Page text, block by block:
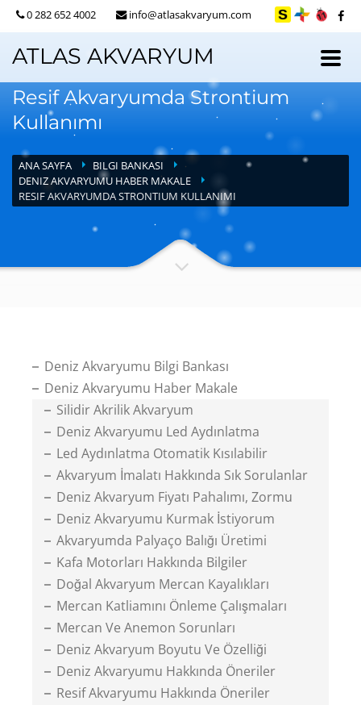
0 282 652 4002 info@atlasakvaryum.com
ATLAS AKVARYUM
Resif Akvaryumda Strontium
Kullanımı
ANA SAYFA
BILGI BANKASI
DENIZ AKVARYUMU HABER MAKALE
RESIF AKVARYUMDA STRONTIUM KULLANIMI
Deniz Akvaryumu Bilgi Bankası
Deniz Akvaryumu Haber Makale
Silidir Akrilik Akvaryum
Deniz Akvaryumu Led Aydınlatma
Led Aydınlatma Otomatik Kısılabilir
Akvaryum İmalatı Hakkında Sık Sorulanlar
Deniz Akvaryum Fiyatı Pahalımı, Zormu
Deniz Akvaryumu Kurmak İstiyorum
Akvaryumda Palyaço Balığı Üretimi
Kafa Motorları Hakkında Bilgiler
Doğal Akvaryum Mercan Kayalıkları
Mercan Katliamını Önleme Çalışmaları
Mercan Ve Anemon Sorunları
Deniz Akvaryum Boyutu Ve Özelliği
Deniz Akvaryumu Hakkında Öneriler
Resif Akvaryumu Hakkında Öneriler